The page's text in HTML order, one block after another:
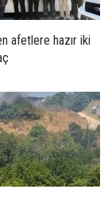
afetlere hazır iki